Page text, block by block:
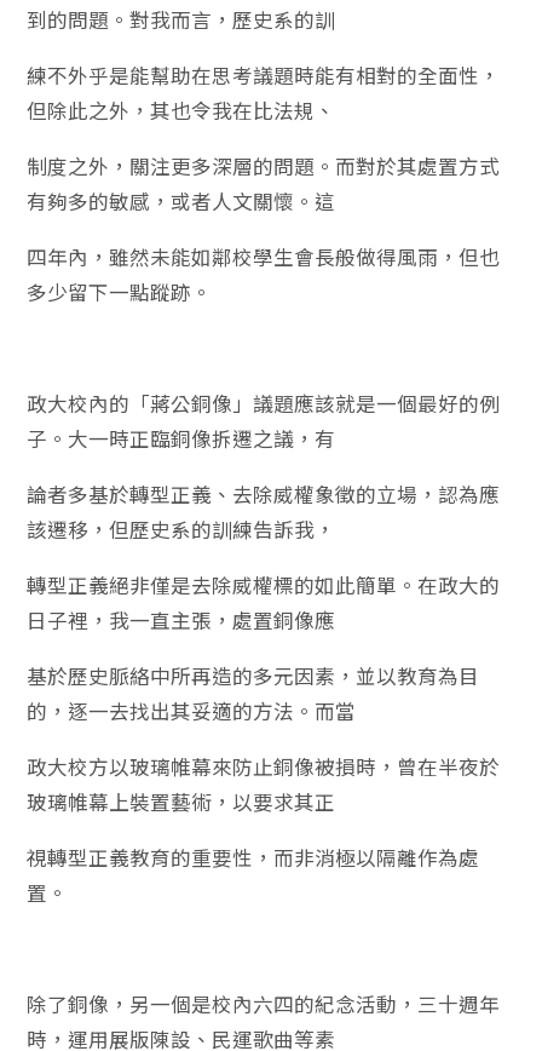
到的問題。對我而言，歷史系的訓
練不外乎是能幫助在思考議題時能有相對的全面性，
但除此之外，其也令我在比法規、
制度之外，關注更多深層的問題。而對於其處置方式
有夠多的敏感，或者人文關懷。這
四年內，雖然未能如鄰校學生會長般做得風雨，但也
多少留下一點蹤跡。
政大校內的「蔣公銅像」議題應該就是一個最好的例
子。大一時正臨銅像拆遷之議，有
論者多基於轉型正義、去除威權象徵的立場，認為應
該遷移，但歷史系的訓練告訴我，
轉型正義絕非僅是去除威權標的如此簡單。在政大的
日子裡，我一直主張，處置銅像應
基於歷史脈絡中所再造的多元因素，並以教育為目
的，逐一去找出其妥適的方法。而當
政大校方以玻璃帷幕來防止銅像被損時，曾在半夜於
玻璃帷幕上裝置藝術，以要求其正
視轉型正義教育的重要性，而非消極以隔離作為處
置。
除了銅像，另一個是校內六四的紀念活動，三十週年
時，運用展版陳設、民運歌曲等素